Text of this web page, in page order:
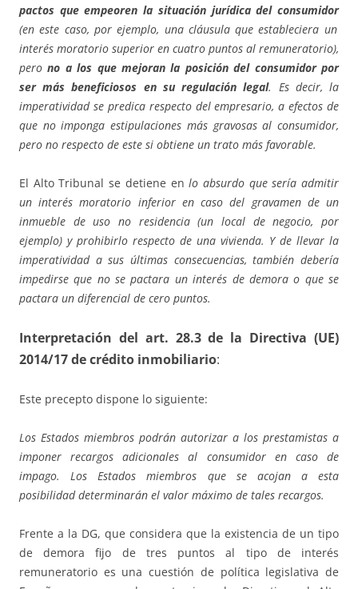
pactos que empeoren la situación jurídica del consumidor
(en este caso, por ejemplo, una cláusula que estableciera un
interés moratorio superior en cuatro puntos al remuneratorio),
perono a los que mejoran la posición del consumidor por
ser más beneficiosos en su regulación legal. Es decir, la
imperatividad se predica respecto del empresario, a efectos de
que no impongaestipulaciones más gravosas al consumidor,
pero no respecto de este si obtiene un trato más favorable.
El Alto Tribunal se detiene enlo absurdo que sería admitir
un interés moratorio inferior en caso del gravamen de un
inmueble de uso no residencia (un local de negocio, por
ejemplo) y prohibirlo respecto de una vivienda. Y de llevar la
imperatividad a sus últimas consecuencias, también debería
impedirse que no se pactara un interés de demora o que se
pactara un diferencial de cero puntos.
Interpretación del art. 28.3 de la Directiva (UE)
2014/17 de crédito inmobiliario:
Este precepto dispone lo siguiente:
Los Estados miembros podrán autorizar a los prestamistas a
imponer recargos adicionales al consumidor en caso de
impago. Los Estados miembros que se acojan a esta
posibilidad determinarán el valor máximo de tales recargos.
Frente a la DG, que considera que la existencia de un tipo
de demora fijo de tres puntos al tipo de interés
remuneratorio es una cuestión de política legislativa de